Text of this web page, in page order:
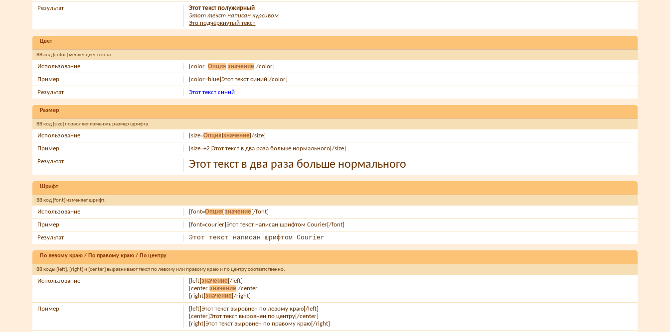
Этот текст полужирный
Этот текст написан курсивом
Это подчёркнутый текст
Результат
Цвет
BB код [color] меняет цвет текста.
[color=Опция]значение [/color]
Использование
[color=blue]Этот текст синий[/color]
Пример
Этот текст синий
Результат
Размер
BB код [size] позволяет изменять размер шрифта.
[size=Опция]значение [/size]
Использование
[size=+2]Этот текст в два раза больше нормального[/size]
Пример
Этот текст в два раза больше нормального
Результат
Шрифт
BB код [font] изменяет шрифт.
[font=Опция]значение [/font]
Использование
[font=courier]Этот текст написан шрифтом Courier[/font]
Пример
Этот текст написан шрифтом Courier
Результат
По левому краю / По правому краю / По центру
BB коды [left], [right] и [center] выравнивают текст по левому или правому краю и по центру соответственно.
[left]значение [/left]
[center]значение [/center]
[right]значение [/right]
Использование
[left]Этот текст выровнен по левому краю[/left]
[center]Этот текст выровнен по центру[/center]
[right]Этот текст выровнен по правому краю[/right]
Пример